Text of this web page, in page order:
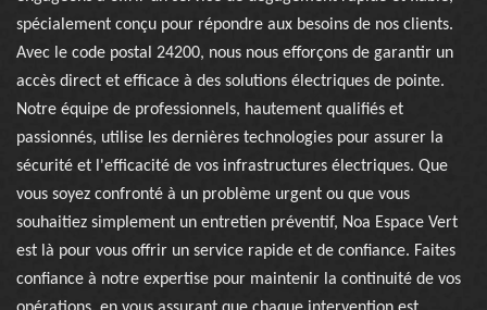
spécialement conçu pour répondre aux besoins de nos clients.
Avec le code postal 24200, nous nous efforçons de garantir un
accès direct et efficace à des solutions électriques de pointe.
Notre équipe de professionnels, hautement qualifiés et
passionnés, utilise les dernières technologies pour assurer la
sécurité et l'efficacité de vos infrastructures électriques. Que
vous soyez confronté à un problème urgent ou que vous
souhaitiez simplement un entretien préventif, Noa Espace Vert
est là pour vous offrir un service rapide et de confiance. Faites
confiance à notre expertise pour maintenir la continuité de vos